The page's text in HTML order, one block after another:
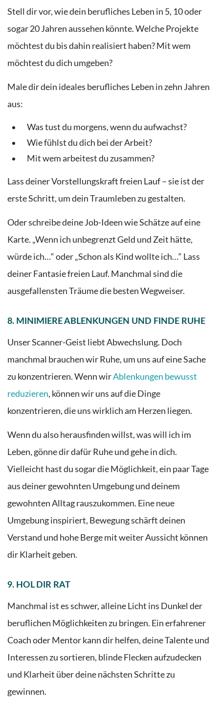
Stell dir vor, wie dein berufliches Leben in 5, 10 oder
sogar 20 Jahren aussehen könnte. Welche Projekte
möchtest du bis dahin realisiert haben? Mit wem
möchtest du dich umgeben?
Male dir dein ideales berufliches Leben in zehn Jahren
aus:
Was tust du morgens, wenn du aufwachst?
Wie fühlst du dich bei der Arbeit?
Mit wem arbeitest du zusammen?
Lass deiner Vorstellungskraft freien Lauf – sie ist der
erste Schritt, um dein Traumleben zu gestalten.
Oder schreibe deine Job-Ideen wie Schätze auf eine
Karte. „Wenn ich unbegrenzt Geld und Zeit hätte,
würde ich…“ oder „Schon als Kind wollte ich…“ Lass
deiner Fantasie freien Lauf. Manchmal sind die
ausgefallensten Träume die besten Wegweiser.
8. MINIMIERE ABLENKUNGEN UND FINDE RUHE
Unser Scanner-Geist liebt Abwechslung. Doch
manchmal brauchen wir Ruhe, um uns auf eine Sache
zu konzentrieren. Wenn wirAblenkungen bewusst
reduzieren, können wir uns auf die Dinge
konzentrieren, die uns wirklich am Herzen liegen.
Wenn du also herausfinden willst, was will ich im
Leben, gönne dir dafür Ruhe und gehe in dich.
Vielleicht hast du sogar die Möglichkeit, ein paar Tage
aus deiner gewohnten Umgebung und deinem
gewohnten Alltag rauszukommen. Eine neue
Umgebung inspiriert, Bewegung schärft deinen
Verstand und hohe Berge mit weiter Aussicht können
dir Klarheit geben.
9. HOL DIR RAT
Manchmal ist es schwer, alleine Licht ins Dunkel der
beruflichen Möglichkeiten zu bringen. Ein erfahrener
Coach oder Mentor kann dir helfen, deine Talente und
Interessen zu sortieren, blinde Flecken aufzudecken
und Klarheit über deine nächsten Schritte zu
gewinnen.